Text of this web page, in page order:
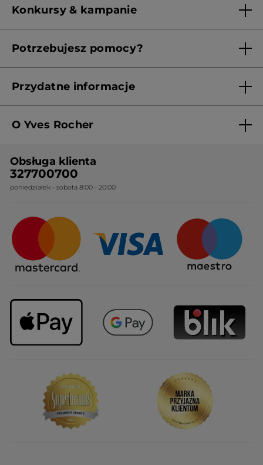
Konkursy & kampanie
Potrzebujesz pomocy?
Przydatne informacje
Polityka prywatności
Cennik
Ogólne warunki sprzedaży
Sposoby dostawy
Upominki firmowe
O Yves Rocher
Nasza wiedza botaniczna
Nasze zobowiązania
Najczęstsze pytania
Obsługa klienta
327700700
poniedziałek - sobota 8:00 - 20:00